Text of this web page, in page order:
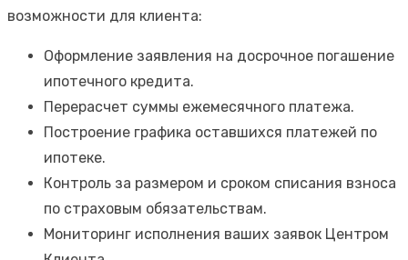
возможности для клиента:
Оформление заявления на досрочное погашение
ипотечного кредита.
Перерасчет суммы ежемесячного платежа.
Построение графика оставшихся платежей по
ипотеке.
Контроль за размером и сроком списания взноса
по страховым обязательствам.
Мониторинг исполнения ваших заявок Центром